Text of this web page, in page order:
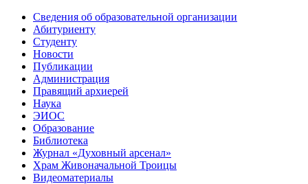
Сведения об образовательной организации
Абитуриенту
Студенту
Новости
Публикации
Администрация
Правящий архиерей
Наука
ЭИОС
Образование
Библиотека
Журнал «Духовный арсенал»
Храм Живоначальной Троицы
Видеоматериалы